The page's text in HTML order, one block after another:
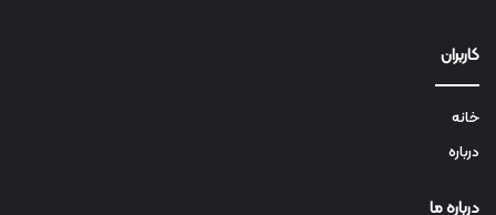
کاربران
خانه
درباره
درباره ما